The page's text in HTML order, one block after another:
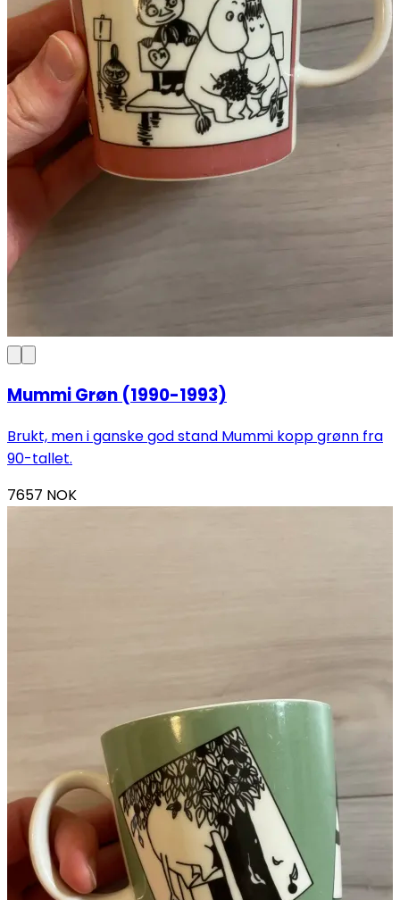
Mummi Grøn (1990-1993)
Brukt, men i ganske god stand Mummi kopp grønn fra
90-tallet.
7657 NOK